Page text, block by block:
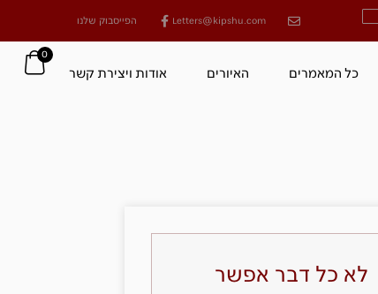
Letters@kipshu.com הפייסבוק שלנו
כל המאמרים האיורים אודות ויצירת קשר
0
לא כל דבר אפשר